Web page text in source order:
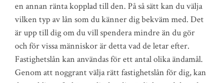
en annan ränta kopplad till den. På så sätt kan du välja
vilken typ av lån som du känner dig bekväm med. Det
är upp till dig om du vill spendera mindre än du gör
och för vissa människor är detta vad de letar efter.
Fastighetslån kan användas för ett antal olika ändamål.
Genom att noggrant välja rätt fastighetslån för dig, kan